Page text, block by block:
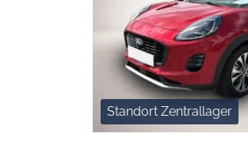
Standort Zentrallager